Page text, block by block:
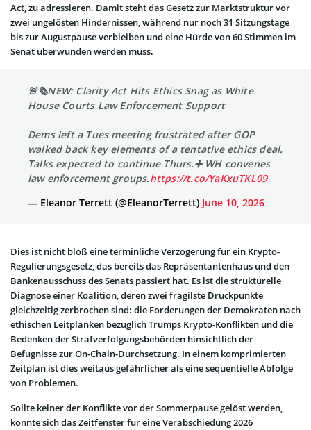
Act, zu adressieren. Damit steht das Gesetz zur Marktstruktur vor
zwei ungelösten Hindernissen, während nur noch 31 Sitzungstage
bis zur Augustpause verbleiben und eine Hürde von 60 Stimmen im
Senat überwunden werden muss.
🚨🗞️NEW: Clarity Act Hits Ethics Snag as White
House Courts Law Enforcement Support
Dems left a Tues meeting frustrated after GOP
walked back key elements of a tentative ethics deal.
Talks expected to continue Thurs.➕ WH convenes
law enforcement groups.https://t.co/YaKxuTKL09
— Eleanor Terrett (@EleanorTerrett) June 10, 2026
Dies ist nicht bloß eine terminliche Verzögerung für ein Krypto-
Regulierungsgesetz, das bereits das Repräsentantenhaus und den
Bankenausschuss des Senats passiert hat. Es ist die strukturelle
Diagnose einer Koalition, deren zwei fragilste Druckpunkte
gleichzeitig zerbrochen sind: die Forderungen der Demokraten nach
ethischen Leitplanken bezüglich Trumps Krypto-Konflikten und die
Bedenken der Strafverfolgungsbehörden hinsichtlich der
Befugnisse zur On-Chain-Durchsetzung. In einem komprimierten
Zeitplan ist dies weitaus gefährlicher als eine sequentielle Abfolge
von Problemen.
Sollte keiner der Konflikte vor der Sommerpause gelöst werden,
könnte sich das Zeitfenster für eine Verabschiedung 2026